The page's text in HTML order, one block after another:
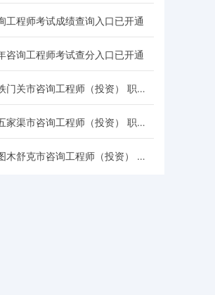
工程师考试成绩查询入口已开通
咨询工程师考试查分入口已开通
2020年度铁门关市咨询工程师（投资） 职业资格考试合格标准：78分
2020年度五家渠市咨询工程师（投资） 职业资格考试合格标准：78分
2020年度图木舒克市咨询工程师（投资） 职业资格考试合格标准：78分